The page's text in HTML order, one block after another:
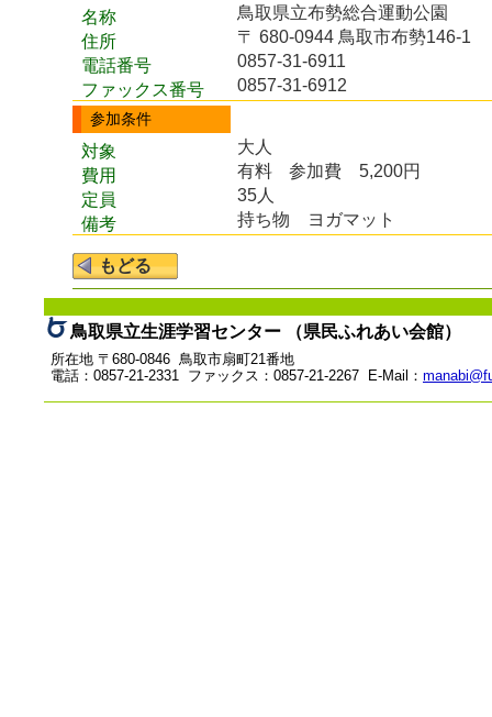
名称
鳥取県立布勢総合運動公園
住所
〒 680-0944 鳥取市布勢146-1
電話番号
0857-31-6911
ファックス番号
0857-31-6912
参加条件
対象
大人
費用
有料
参加費 5,200円
定員
35人
備考
持ち物 ヨガマット
鳥取県立生涯学習センター （県民ふれあい会館）
所在地 〒680-0846 鳥取市扇町21番地
電話：0857-21-2331 ファックス：0857-21-2267 E-Mail：